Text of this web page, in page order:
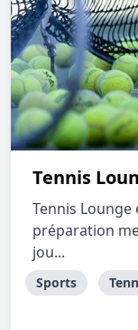
Tennis
Tennis
préparation
jou...
Sports